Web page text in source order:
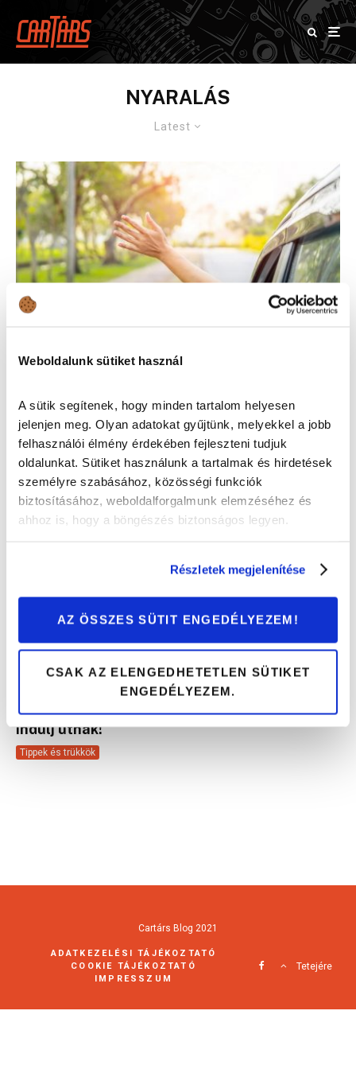
Weboldalunk sütiket használ
A sütik segítenek, hogy minden tartalom helyesen
jelenjen meg. Olyan adatokat gyűjtünk, melyekkel a jobb
felhasználói élmény érdekében fejleszteni tudjuk
oldalunkat. Sütiket használunk a tartalmak és hirdetések
személyre szabásához, közösségi funkciók
biztosításához, weboldalforgalmunk elemzéséhez és
ahhoz is, hogy a böngészés biztonságos legyen.
Részletek megjelenítése
AZ ÖSSZES SÜTIT ENGEDÉLYEZEM!
CSAK AZ ELENGEDHETETLEN SÜTIKET
ENGEDÉLYEZEM.
NYARALÁS
Latest
Ezekre lesz szükséged a gondtalan autós
nyaraláshoz!
Tippek és trükkök
Nyaralás autóval? Ezekkel a kiegészítőkkel
indulj útnak!
Tippek és trükkök
Cartárs Blog 2021
ADATKEZELÉSI TÁJÉKOZTATÓ
COOKIE TÁJÉKOZTATÓ
IMPRESSZUM
Tetejére